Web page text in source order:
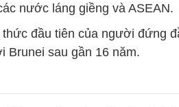
nước láng giềng và ASEAN.
đầu tiên của người đứng
Brunei sau gần 16 năm.